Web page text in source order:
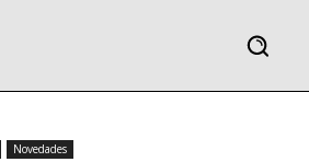
Novedades